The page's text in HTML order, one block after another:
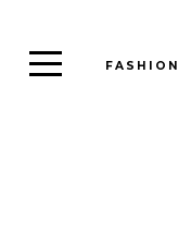
FASHION